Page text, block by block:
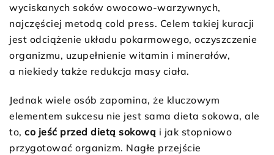
wyciskanych soków owocowo-warzywnych,
najczęściej metodą cold press. Celem takiej kuracji
jest odciążenie układu pokarmowego, oczyszczenie
organizmu, uzupełnienie witamin i minerałów,
a niekiedy także redukcja masy ciała.
Jednak wiele osób zapomina, że kluczowym
elementem sukcesu nie jest sama dieta sokowa, ale
to, co jeść przed dietą sokową i jak stopniowo
przygotować organizm. Nagłe przejście